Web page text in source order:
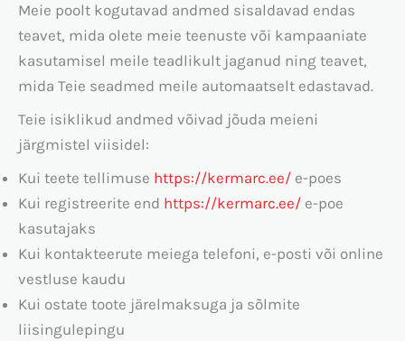
Meie poolt kogutavad andmed sisaldavad endas
teavet, mida olete meie teenuste või kampaaniate
kasutamisel meile teadlikult jaganud ning teavet,
mida Teie seadmed meile automaatselt edastavad.
Teie isiklikud andmed võivad jõuda meieni
järgmistel viisidel:
Kui teete tellimuse https://kermarc.ee/ e-poes
Kui registreerite end https://kermarc.ee/ e-poe
kasutajaks
Kui kontakteerute meiega telefoni, e-posti või online
vestluse kaudu
Kui ostate toote järelmaksuga ja sõlmite
liisingulepingu